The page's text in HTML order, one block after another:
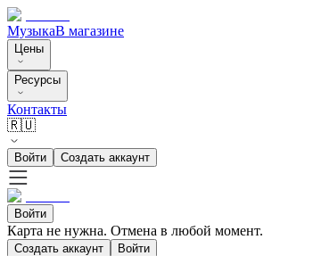
МузыкаВ магазине
Цены
Ресурсы
Контакты
🇷🇺
Войти Создать аккаунт
Войти
Карта не нужна. Отмена в любой момент.
Создать аккаунт Войти